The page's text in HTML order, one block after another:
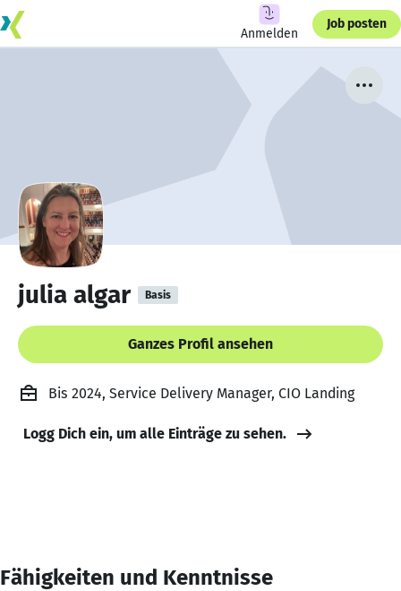
Anmelden
Job posten
julia algar Basis
Ganzes Profil ansehen
Bis 2024, Service Delivery Manager, CIO Landing
Logg Dich ein, um alle Einträge zu sehen.
Fähigkeiten und Kenntnisse